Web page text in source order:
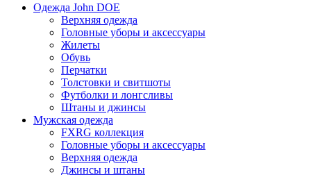
Одежда John DOE
Верхняя одежда
Головные уборы и аксессуары
Жилеты
Обувь
Перчатки
Толстовки и свитшоты
Футболки и лонгсливы
Штаны и джинсы
Мужская одежда
FXRG коллекция
Головные уборы и аксессуары
Верхняя одежда
Джинсы и штаны